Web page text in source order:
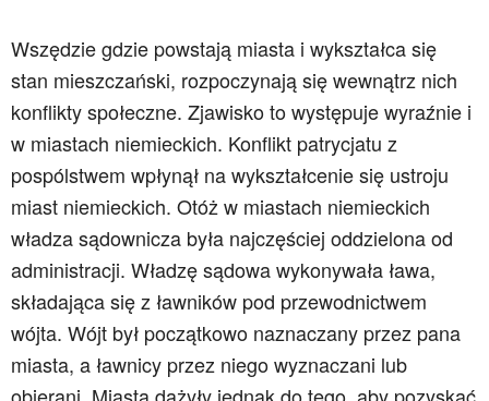
Wszędzie gdzie powstają miasta i wykształca się
stan mieszczański, rozpoczynają się wewnątrz nich
konflikty społeczne. Zjawisko to występuje wyraźnie i
w miastach niemieckich. Konflikt patrycjatu z
pospólstwem wpłynął na wykształcenie się ustroju
miast niemieckich. Otóż w miastach niemieckich
władza sądownicza była najczęściej oddzielona od
administracji. Władzę sądowa wykonywała ława,
składająca się z ławników pod przewodnictwem
wójta. Wójt był początkowo naznaczany przez pana
miasta, a ławnicy przez niego wyznaczani lub